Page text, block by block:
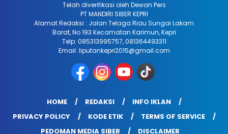
Telah diverifikasi oleh Dewan Pers
PT MANDIRI SIBER KEPRI
Alamat Redaksi : Jalan Telaga Riau Sungai Lakam
Barat, No 193 Kecamatan Karimun, Kepri
Telp: 085313995757, 081364493311
Email: liputankepri2015@gmail.com
HOME REDAKSI
INFO IKLAN
PRIVACY POLICY
KODE ETIK
TERMS OF SERVICE
PEDOMAN MEDIA SIBER
DISCLAIMER